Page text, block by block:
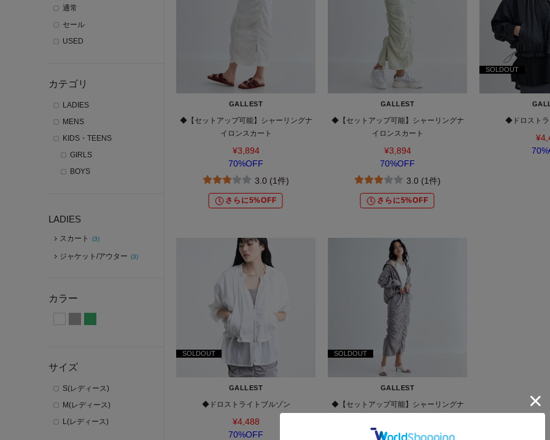
通常
セール
USED
カテゴリ
LADIES
MENS
KIDS・TEENS
GIRLS
BOYS
LADIES
スカート (3)
ジャケット/アウター (3)
カラー
サイズ
S(レディース)
M(レディース)
L(レディース)
GALLEST
◆【セットアップ可能】シャーリングナ
イロンスカート
¥3,894
70%OFF
3.0 (1件)
さらに5%OFF
GALLEST
◆【セットアップ可能】シャーリングナ
イロンスカート
¥3,894
70%OFF
3.0 (1件)
さらに5%OFF
SOLDOUT
◆ドロストラ
SOLDOUT
GALLEST
◆ドロストライトブルゾン
¥4,488
70%OFF
SOLDOUT
GALLEST
◆【セットアップ可能】シャーリングナ
¥3,894